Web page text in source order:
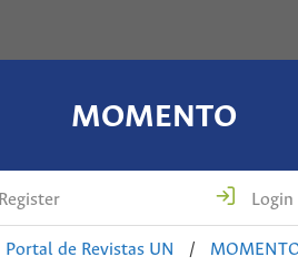
MOMENTO
Register Login
Portal de Revistas UN /